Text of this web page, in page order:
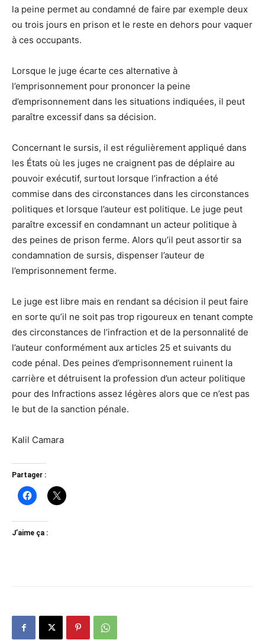
la peine permet au condamné de faire par exemple deux
ou trois jours en prison et le reste en dehors pour vaquer
à ces occupants.
Lorsque le juge écarte ces alternative à
l’emprisonnement pour prononcer la peine
d’emprisonnement dans les situations indiquées, il peut
paraître excessif dans sa décision.
Concernant le sursis, il est régulièrement appliqué dans
les États où les juges ne craignent pas de déplaire au
pouvoir exécutif, surtout lorsque l’infraction a été
commise dans des circonstances dans les circonstances
politiques et lorsque l’auteur est politique. Le juge peut
paraître excessif en condamnant un acteur politique à
des peines de prison ferme. Alors qu’il peut assortir sa
condamnation de sursis, dispenser l’auteur de
l’emprisonnement ferme.
Le juge est libre mais en rendant sa décision il peut faire
en sorte qu’il ne soit pas trop rigoureux en tenant compte
des circonstances de l’infraction et de la personnalité de
l’auteur conformément aux articles 25 et suivants du
code pénal. Des peines d’emprisonnement ruinent la
carrière et détruisent la profession d’un acteur politique
pour des Infractions assez légères alors que ce n’est pas
le but de la sanction pénale.
Kalil Camara
Partager :
J’aime ça :